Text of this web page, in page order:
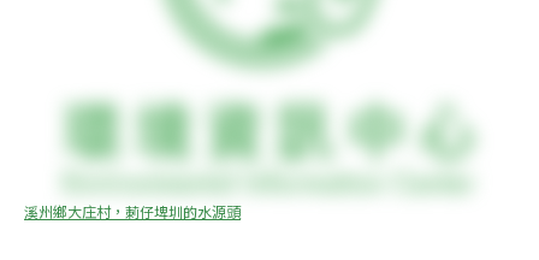
溪州鄉大庄村，莿仔埤圳的水源頭